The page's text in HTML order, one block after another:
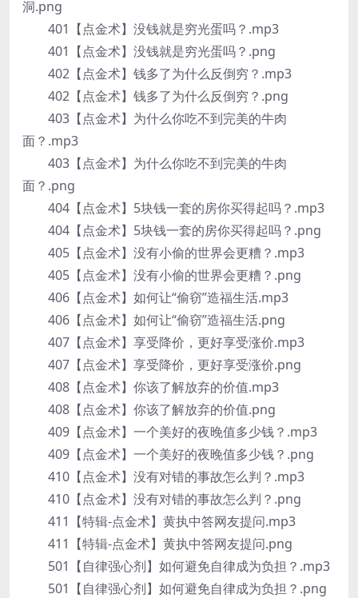
洞.png
401【点金术】没钱就是穷光蛋吗？.mp3
401【点金术】没钱就是穷光蛋吗？.png
402【点金术】钱多了为什么反倒穷？.mp3
402【点金术】钱多了为什么反倒穷？.png
403【点金术】为什么你吃不到完美的牛肉
面？.mp3
403【点金术】为什么你吃不到完美的牛肉
面？.png
404【点金术】5块钱一套的房你买得起吗？.mp3
404【点金术】5块钱一套的房你买得起吗？.png
405【点金术】没有小偷的世界会更糟？.mp3
405【点金术】没有小偷的世界会更糟？.png
406【点金术】如何让“偷窃”造福生活.mp3
406【点金术】如何让“偷窃”造福生活.png
407【点金术】享受降价，更好享受涨价.mp3
407【点金术】享受降价，更好享受涨价.png
408【点金术】你该了解放弃的价值.mp3
408【点金术】你该了解放弃的价值.png
409【点金术】一个美好的夜晚值多少钱？.mp3
409【点金术】一个美好的夜晚值多少钱？.png
410【点金术】没有对错的事故怎么判？.mp3
410【点金术】没有对错的事故怎么判？.png
411【特辑-点金术】黄执中答网友提问.mp3
411【特辑-点金术】黄执中答网友提问.png
501【自律强心剂】如何避免自律成为负担？.mp3
501【自律强心剂】如何避免自律成为负担？.png